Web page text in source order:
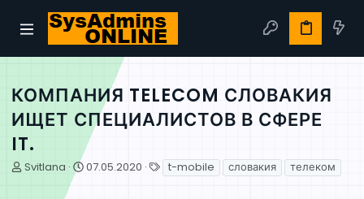
КОМПАНИЯ TELECOM СЛОВАКИЯ
ИЩЕТ СПЕЦИАЛИСТОВ В СФЕРЕ
IT.
А
Svitlana
Д
07.05.2020
Т
е
t-mobile словакия телеком